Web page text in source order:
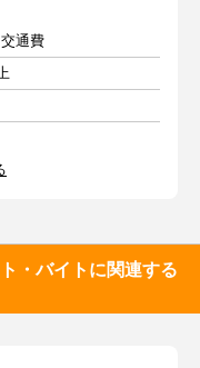
通費
・バイトに関連する